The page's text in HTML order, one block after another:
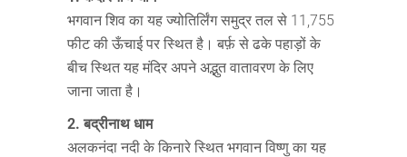
भगवान शिव का यह ज्योतिर्लिंग समुद्र तल से 11,755
फीट की ऊँचाई पर स्थित है। बर्फ़ से ढके पहाड़ों के
बीच स्थित यह मंदिर अपने अद्भुत वातावरण के लिए
जाना जाता है।
2. बद्रीनाथ धाम
अलकनंदा नदी के किनारे स्थित भगवान विष्णु का यह